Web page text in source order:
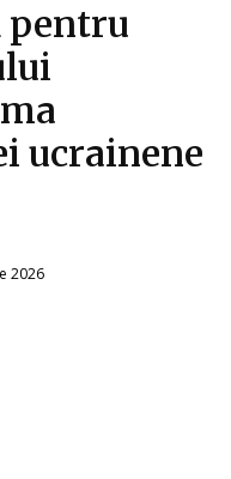
pentru
ucrainene
2026